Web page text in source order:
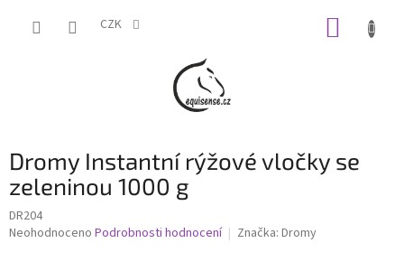
CZK
Dromy Instantní rýžové vločky se
zeleninou 1000 g
DR204
Průměrné
Neohodnoceno Podrobnosti hodnocení Značka: Dromy